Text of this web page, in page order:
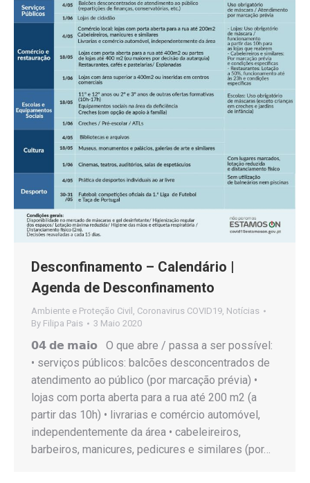
Desconfinamento – Calendário |
Agenda de Desconfinamento
Ambiente e Proteção Civil , Coronavirus COVID19, Notícias
By Filipa Pais 3 Maio 2020
𝟬𝟰 𝗱𝗲 𝗺𝗮𝗶𝗼 O que abre / passa a ser possível:
• serviços públicos: balcões desconcentrados de
atendimento ao público (por marcação prévia) •
lojas com porta aberta para a rua até 200 m2 (a
partir das 10h) • livrarias e comércio automóvel,
independentemente da área • cabeleireiros,
barbeiros, manicures, pedicures e similares (por…